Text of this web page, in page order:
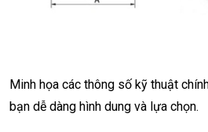
Minh họa các thông số kỹ thuật
bạn dễ dàng hình dung và lựa chọn.